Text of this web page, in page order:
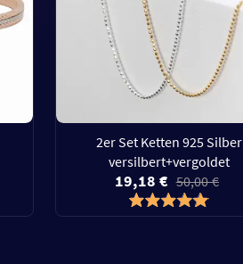
2er Set Ketten 925 Silber
versilbert+vergoldet
19,18 € 50,00 €